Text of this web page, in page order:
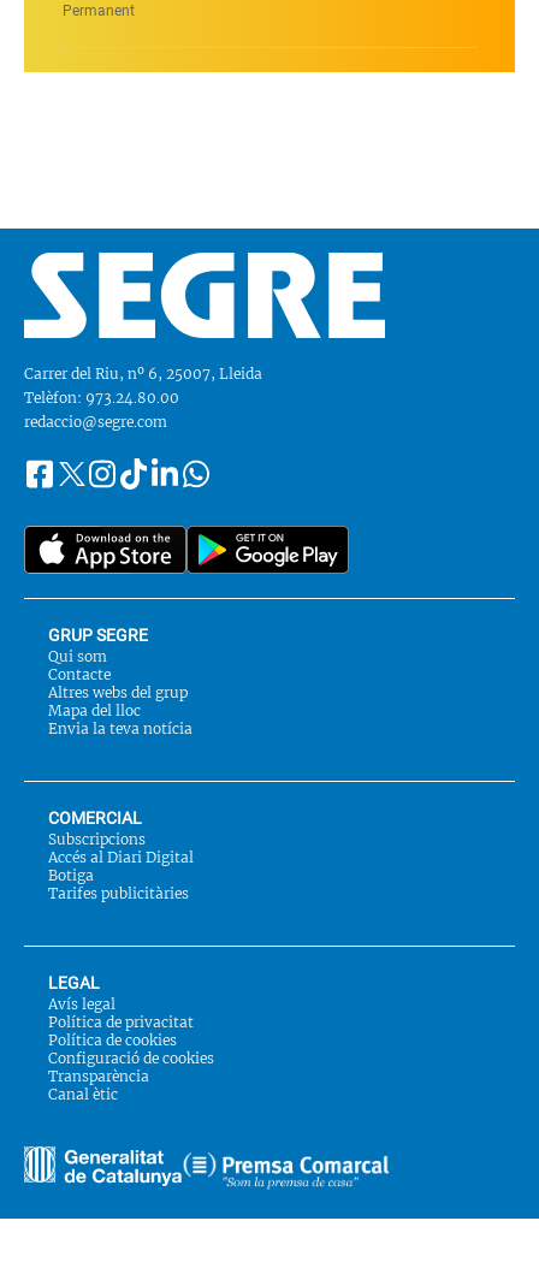
Permanent
Carrer del Riu, nº 6, 25007, Lleida
Telèfon: 973.24.80.00
redaccio@segre.com
Segueix-
a::
FacebookInstagram
TiktokLinkedinWhatsapp
GRUP SEGRE
Qui som
Contacte
Altres webs del grup
Mapa del lloc
Envia la teva notícia
COMERCIAL
Subscripcions
Accés al Diari Digital
Botiga
Tarifes publicitàries
LEGAL
Avís legal
Política de privacitat
Política de cookies
Configuració de cookies
Transparència
Canal ètic